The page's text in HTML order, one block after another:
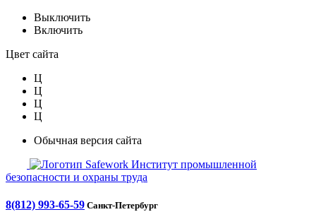
Выключить
Включить
Цвет сайта
Ц
Ц
Ц
Ц
Обычная версия сайта
Safework Институт промышленной
безопасности и охраны труда
8(812) 993-65-59 Санкт-Петербург